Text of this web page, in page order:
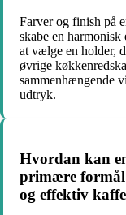
Farver og finish på
skabe en
at vælge en holder,
øvrige
sammenhængende
udtryk.
Hvordan kan
primære formål
og effektiv